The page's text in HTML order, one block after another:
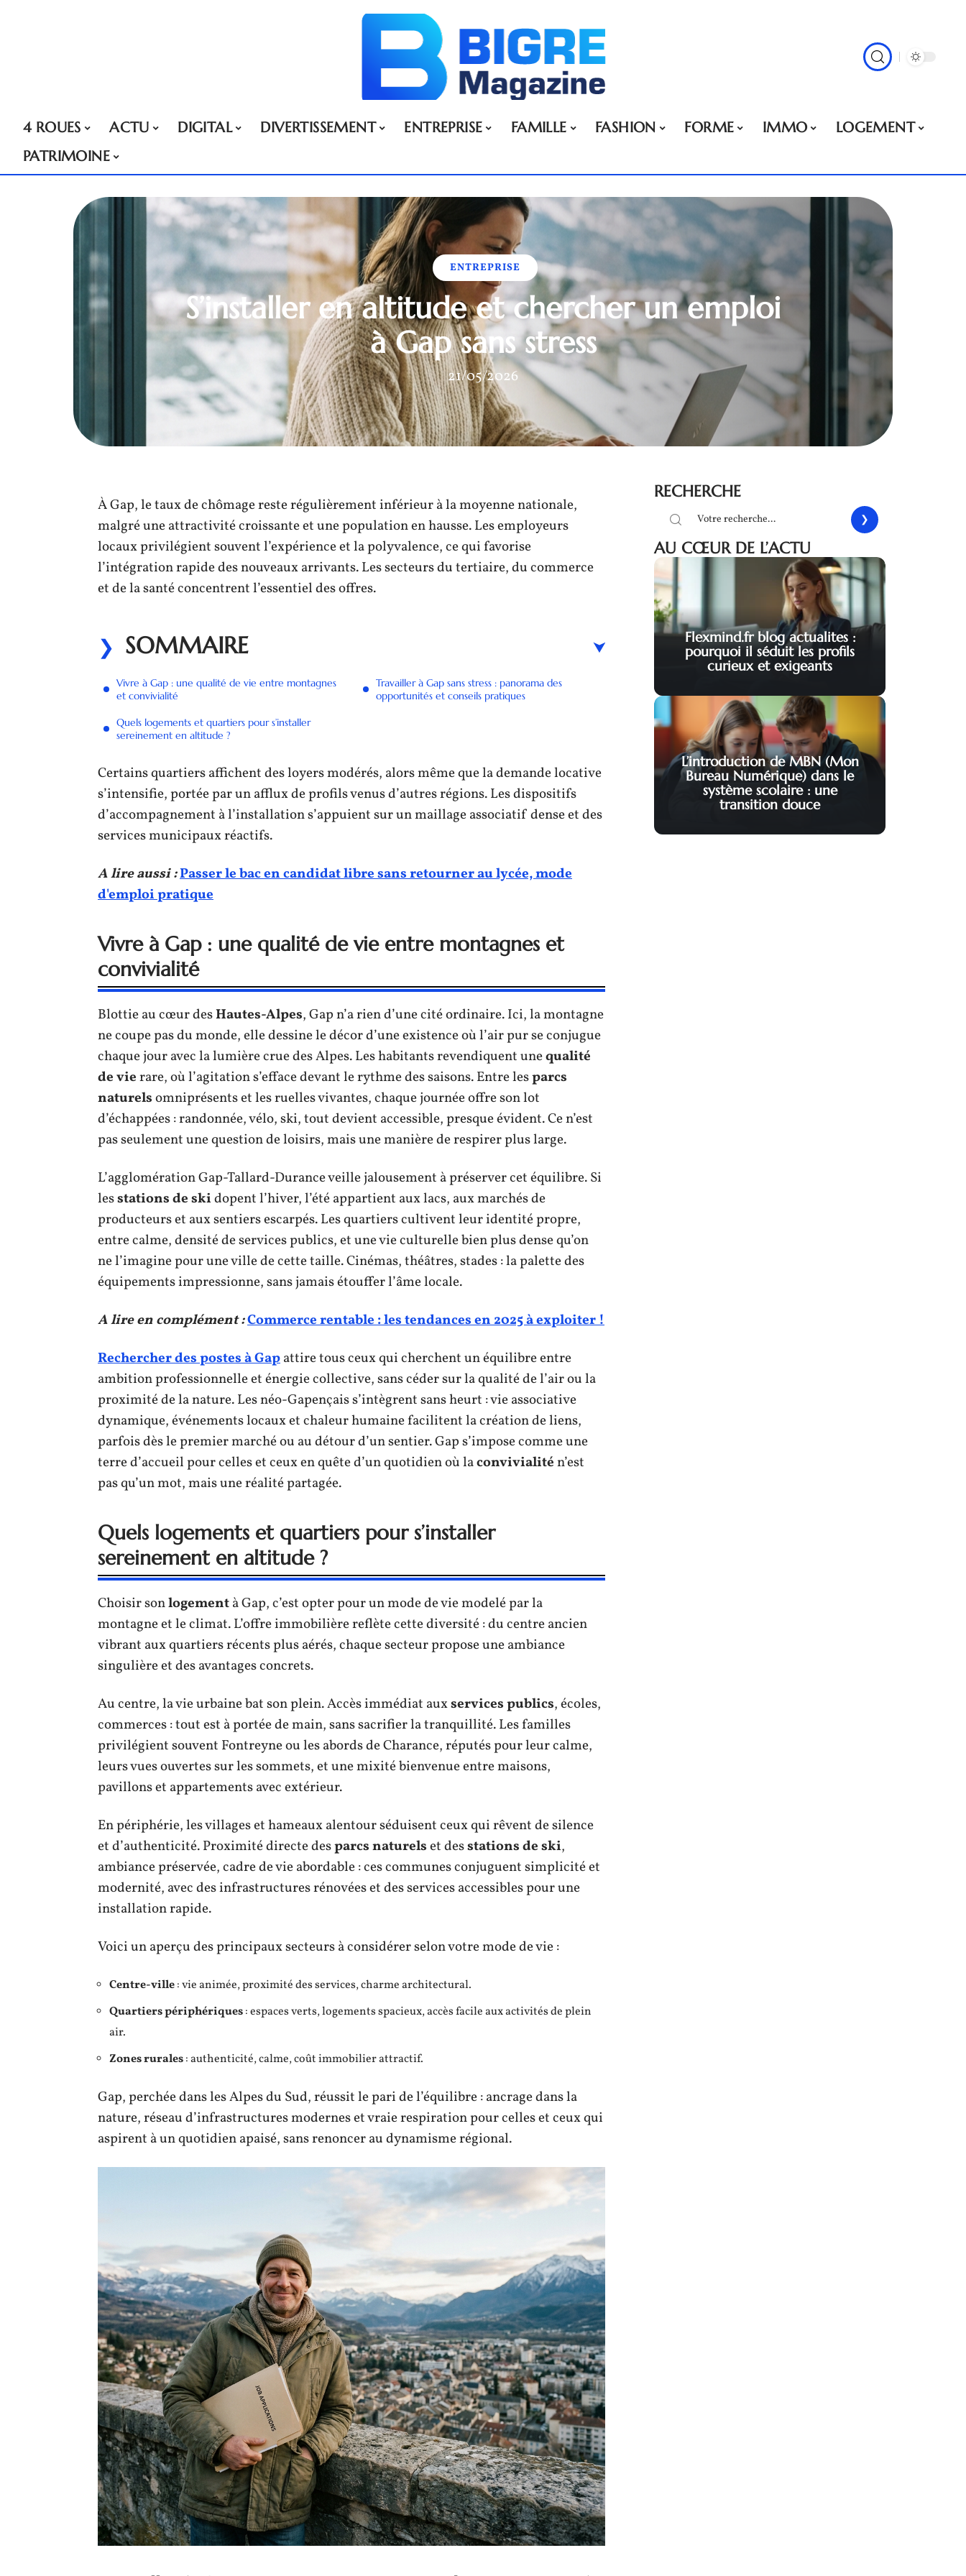
4 ROUES ACTU DIGITAL DIVERTISSEMENT ENTREPRISE FAMILLE FASHION FORME IMMO
LOGEMENT
PATRIMOINE
ENTREPRISE
S’installer en altitude et chercher un emploi
à Gap sans stress
21/05/2026
À Gap, le taux de chômage reste régulièrement inférieur à la moyenne nationale,
malgré une attractivité croissante et une population en hausse. Les employeurs
locaux privilégient souvent l’expérience et la polyvalence, ce qui favorise
l’intégration rapide des nouveaux arrivants. Les secteurs du tertiaire, du commerce
et de la santé concentrent l’essentiel des offres.
SOMMAIRE
Vivre à Gap : une qualité de vie entre montagnes
et convivialité
Quels logements et quartiers pour s’installer
sereinement en altitude ?
Travailler à Gap sans stress : panorama des
opportunités et conseils pratiques
Certains quartiers affichent des loyers modérés, alors même que la demande locative
s’intensifie, portée par un afflux de profils venus d’autres régions. Les dispositifs
d’accompagnement à l’installation s’appuient sur un maillage associatif dense et des
services municipaux réactifs.
A lire aussi :Passer le bac en candidat libre sans retourner au lycée, mode
d'emploi pratique
Vivre à Gap : une qualité de vie entre montagnes et
convivialité
Blottie au cœur desHautes-Alpes, Gap n’a rien d’une cité ordinaire. Ici, la montagne
ne coupe pas du monde, elle dessine le décor d’une existence où l’air pur se conjugue
chaque jour avec la lumière crue des Alpes. Les habitants revendiquent unequalité
de vierare, où l’agitation s’efface devant le rythme des saisons. Entre lesparcs
naturelsomniprésents et les ruelles vivantes, chaque journée offre son lot
d’échappées : randonnée, vélo, ski, tout devient accessible, presque évident. Ce n’est
pas seulement une question de loisirs, mais une manière de respirer plus large.
L’agglomération Gap-Tallard-Durance veille jalousement à préserver cet équilibre. Si
lesstations de skidopent l’hiver, l’été appartient aux lacs, aux marchés de
producteurs et aux sentiers escarpés. Les quartiers cultivent leur identité propre,
entre calme, densité de services publics, et une vie culturelle bien plus dense qu’on
ne l’imagine pour une ville de cette taille. Cinémas, théâtres, stades : la palette des
équipements impressionne, sans jamais étouffer l’âme locale.
A lire en complément :Commerce rentable : les tendances en 2025 à exploiter !
Rechercher des postes à Gapattire tous ceux qui cherchent un équilibre entre
ambition professionnelle et énergie collective, sans céder sur la qualité de l’air ou la
proximité de la nature. Les néo-Gapençais s’intègrent sans heurt : vie associative
dynamique, événements locaux et chaleur humaine facilitent la création de liens,
parfois dès le premier marché ou au détour d’un sentier. Gap s’impose comme une
terre d’accueil pour celles et ceux en quête d’un quotidien où laconvivialitén’est
pas qu’un mot, mais une réalité partagée.
Quels logements et quartiers pour s’installer
sereinement en altitude ?
Choisir sonlogementà Gap, c’est opter pour un mode de vie modelé par la
montagne et le climat. L’offre immobilière reflète cette diversité : du centre ancien
vibrant aux quartiers récents plus aérés, chaque secteur propose une ambiance
singulière et des avantages concrets.
Au centre, la vie urbaine bat son plein. Accès immédiat auxservices publics, écoles,
commerces : tout est à portée de main, sans sacrifier la tranquillité. Les familles
privilégient souvent Fontreyne ou les abords de Charance, réputés pour leur calme,
leurs vues ouvertes sur les sommets, et une mixité bienvenue entre maisons,
pavillons et appartements avec extérieur.
En périphérie, les villages et hameaux alentour séduisent ceux qui rêvent de silence
et d’authenticité. Proximité directe desparcs naturelset desstations de ski,
ambiance préservée, cadre de vie abordable : ces communes conjuguent simplicité et
modernité, avec des infrastructures rénovées et des services accessibles pour une
installation rapide.
Voici un aperçu des principaux secteurs à considérer selon votre mode de vie :
Centre-ville: vie animée, proximité des services, charme architectural.
Quartiers périphériques: espaces verts, logements spacieux, accès facile aux activités de plein
air.
Zones rurales: authenticité, calme, coût immobilier attractif.
Gap, perchée dans les Alpes du Sud, réussit le pari de l’équilibre : ancrage dans la
nature, réseau d’infrastructures modernes et vraie respiration pour celles et ceux qui
aspirent à un quotidien apaisé, sans renoncer au dynamisme régional.
RECHERCHE
AU CŒUR DE L’ACTU
Flexmind.fr blog actualites :
pourquoi il séduit les profils
curieux et exigeants
L’introduction de MBN (Mon
Bureau Numérique) dans le
système scolaire : une
transition douce